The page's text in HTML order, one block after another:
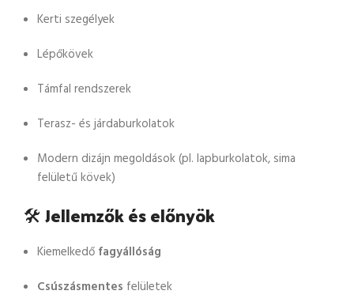
Kerti szegélyek
Lépőkövek
Támfal rendszerek
Terasz- és járdaburkolatok
Modern dizájn megoldások (pl. lapburkolatok, sima
felületű kövek)
🛠️Jellemzők és előnyök
Kiemelkedő fagyállóság
Csúszásmentes felületek